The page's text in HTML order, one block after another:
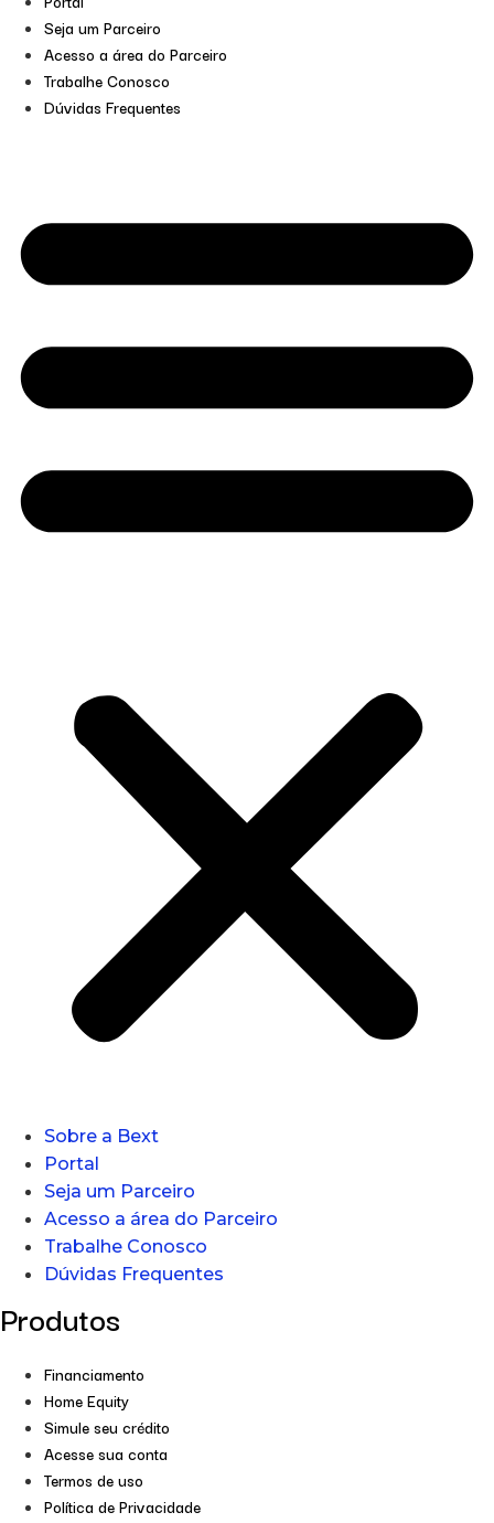
Seja um Parceiro
Acesso a área do Parceiro
Trabalhe Conosco
Dúvidas Frequentes
Sobre a Bext
Portal
Seja um Parceiro
Acesso a área do Parceiro
Trabalhe Conosco
Dúvidas Frequentes
Produtos
Financiamento
Home Equity
Simule seu crédito
Acesse sua conta
Termos de uso
Política de Privacidade